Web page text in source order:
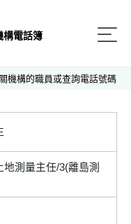
構電話簿
機構的職員或查詢電話號碼
地測量主任/3(離島測